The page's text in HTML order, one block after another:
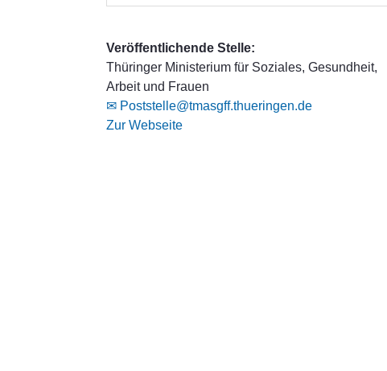
Veröffentlichende Stelle:
Thüringer Ministerium für Soziales, Gesundheit,
Arbeit und Frauen
✉ Poststelle@tmasgff.thueringen.de
Zur Webseite